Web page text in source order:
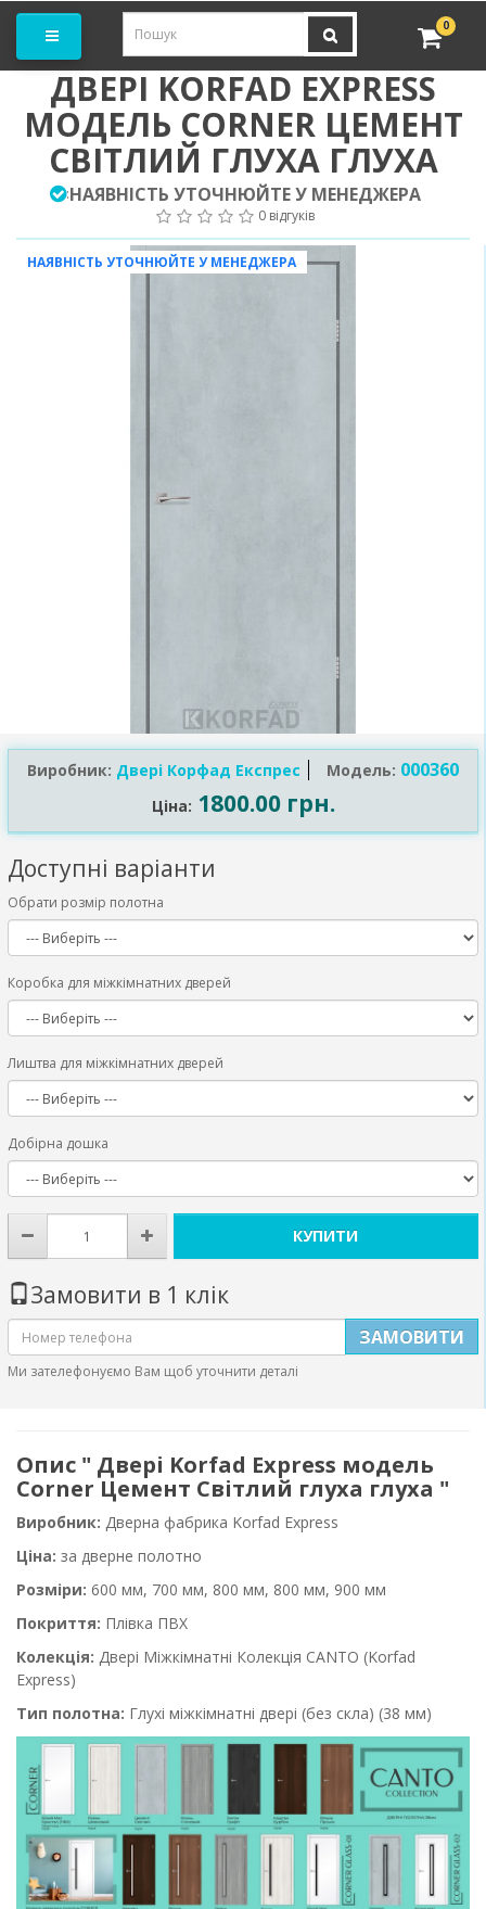
0
ДВЕРІ KORFAD EXPRESS
МОДЕЛЬ CORNER ЦЕМЕНТ
СВІТЛИЙ ГЛУХА ГЛУХА
:НАЯВНІСТЬ УТОЧНЮЙТЕ У МЕНЕДЖЕРА
0 відгуків
НАЯВНІСТЬ УТОЧНЮЙТЕ У МЕНЕДЖЕРА
Виробник: Двері Корфад Експрес Модель: 000360
Ціна: 1800.00 грн.
Доступні варіанти
Обрати розмір полотна
Коробка для міжкімнатних дверей
Лиштва для міжкімнатних дверей
Добірна дошка
КУПИТИ
Замовити в 1 клік
ЗАМОВИТИ
Ми зателефонуємо Вам щоб уточнити деталі
Опис " Двері Korfad Express модель
Corner Цемент Світлий глуха глуха "
Виробник: Дверна фабрика Korfad Express
Ціна: за дверне полотно
Розміри: 600 мм, 700 мм, 800 мм, 800 мм, 900 мм
Покриття: Плівка ПВХ
Колекція: Двері Міжкімнатні Колекція CANTO (Korfad
Express)
Тип полотна: Глухі міжкімнатні двері (без скла) (38 мм)